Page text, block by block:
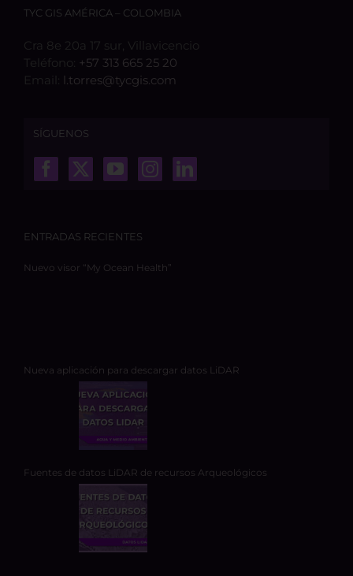
TYC GIS AMÉRICA – COLOMBIA
Cra 8e 20a 17 sur, Villavicencio
Teléfono: +57 313 665 25 20
Email: l.torres@tycgis.com
SÍGUENOS
ENTRADAS RECIENTES
Nuevo visor “My Ocean Health”
Nueva aplicación para descargar datos LiDAR
Fuentes de datos LiDAR de recursos Arqueológicos